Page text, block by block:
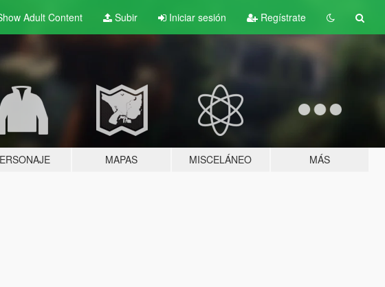
AdultContent Subir Iniciar sesión Regístrate
MAPAS MISCELÁNEO MÁS